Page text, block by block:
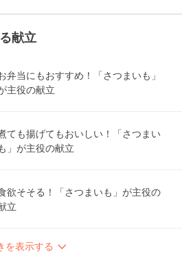
献立
弁当にもおすすめ！「さつまいも」
主役の献立
ても揚げてもおいしい！「さつまい
」が主役の献立
欲そそる！「さつまいも」が主役の
立
を表示する